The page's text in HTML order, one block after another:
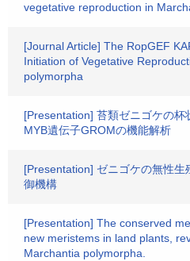
vegetative reproduction in
[Journal Article] The RopGEF
Initiation of Vegetative
polymorpha
[Presentation] 苔類ゼニゴケの杯
MYB遺伝子GROMの機能解析
[Presentation] ゼニゴケの無性生
御機構
[Presentation] The conserved
new meristems in land plants,
Marchantia polymorpha.